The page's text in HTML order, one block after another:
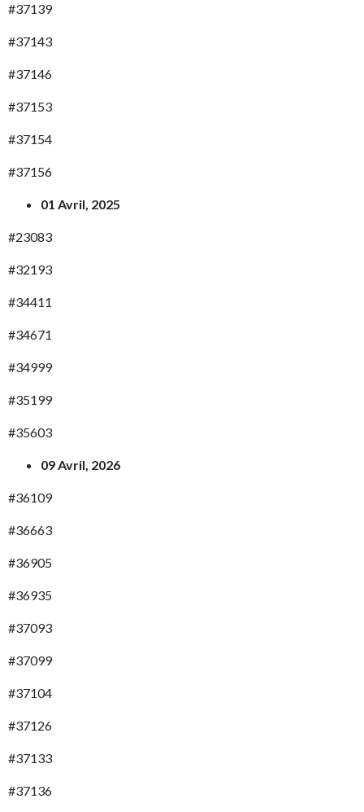
#37139
#37143
#37146
#37153
#37154
#37156
01 Avril, 2025
#23083
#32193
#34411
#34671
#34999
#35199
#35603
09 Avril, 2026
#36109
#36663
#36905
#36935
#37093
#37099
#37104
#37126
#37133
#37136